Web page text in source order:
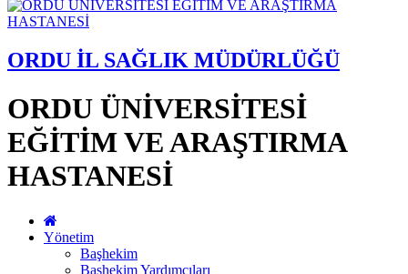
ORDU İL SAĞLIK MÜDÜRLÜĞÜ
ORDU ÜNİVERSİTESİ
EĞİTİM VE ARAŞTIRMA
HASTANESİ
Yönetim
Başhekim
Başhekim Yardımcıları